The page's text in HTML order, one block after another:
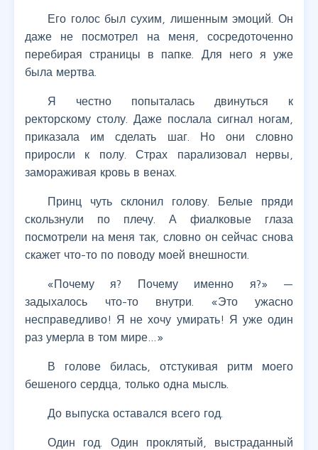
Его голос был сухим, лишенным эмоций. Он
даже не посмотрел на меня, сосредоточенно
перебирая страницы в папке. Для него я уже
была мертва.
Я честно попыталась двинуться к
ректорскому столу. Даже послала сигнал ногам,
приказала им сделать шаг. Но они словно
приросли к полу. Страх парализовал нервы,
замораживая кровь в венах.
Принц чуть склонил голову. Белые пряди
скользнули по плечу. А фиалковые глаза
посмотрели на меня так, словно он сейчас снова
скажет что-то по поводу моей внешности.
«Почему я? Почему именно я?» —
задыхалось что-то внутри. «Это ужасно
несправедливо! Я не хочу умирать! Я уже один
раз умерла в том мире…»
В голове билась, отстукивая ритм моего
бешеного сердца, только одна мысль.
До выпуска оставался всего год.
Один год. Один проклятый, выстраданный